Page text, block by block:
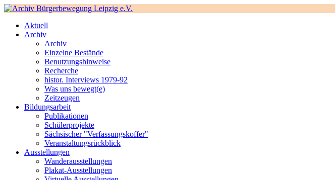
Aktuell
Archiv
Archiv
Einzelne Bestände
Benutzungshinweise
Recherche
histor. Interviews 1979-92
Was uns bewegt(e)
Zeitzeugen
Bildungsarbeit
Publikationen
Schülerprojekte
Sächsischer "Verfassungskoffer"
Veranstaltungsrückblick
Ausstellungen
Wanderausstellungen
Plakat-Ausstellungen